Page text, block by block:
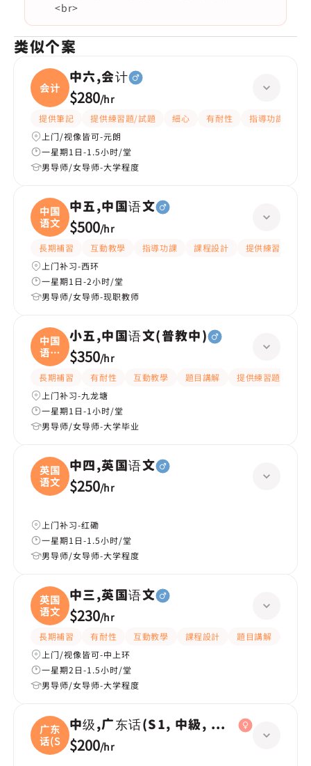
<br>
类似个案
会计
中六,会计
$280/hr
提供筆記 提供練習題/試題 細心 有耐性 指導功課
上门/视像皆可-元朗
一星期1日-1.5小时/堂
男导师/女导师-大学程度
中国
语文
中五,中国语文
$500/hr
長期補習 互動教學 指導功課 課程設計
提供練習題/試題
上门补习-西环
一星期1日-2小时/堂
男导师/女导师-现职教师
中国
语文
(
小五,中国语文(普教中)
$350/hr
長期補習 有耐性 互動教學 題目講解
提供練習題/試題
上门补习-九龙塘
一星期1日-1小时/堂
男导师/女导师-大学毕业
英国
语文
中四,英国语文
$250/hr
上门补习-红磡
一星期1日-1.5小时/堂
男导师/女导师-大学程度
英国
语文
中三,英国语文
$230/hr
長期補習 有耐性 互動教學 課程設計 題目講解
上门/视像皆可-中上环
一星期2日-1.5小时/堂
男导师/女导师-大学程度
广东
话(S
中级,广东话(S1, 中級, 學校課程)
$200/hr